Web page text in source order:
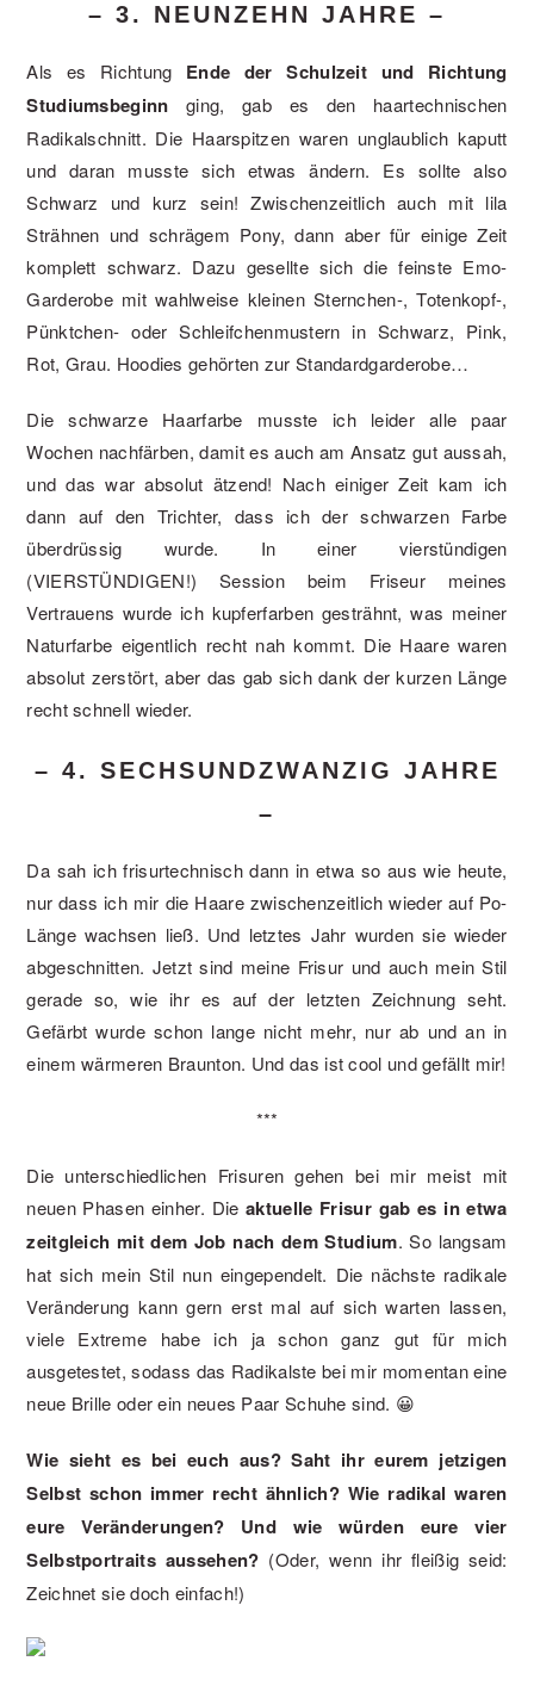
– 3. NEUNZEHN JAHRE –
Als es Richtung Ende der Schulzeit und Richtung
Studiumsbeginn ging, gab es den haartechnischen
Radikalschnitt. Die Haarspitzen waren unglaublich kaputt
und daran musste sich etwas ändern. Es sollte also
Schwarz und kurz sein! Zwischenzeitlich auch mit lila
Strähnen und schrägem Pony, dann aber für einige Zeit
komplett schwarz. Dazu gesellte sich die feinste Emo-
Garderobe mit wahlweise kleinen Sternchen-, Totenkopf-,
Pünktchen- oder Schleifchenmustern in Schwarz, Pink,
Rot, Grau. Hoodies gehörten zur Standardgarderobe…
Die schwarze Haarfarbe musste ich leider alle paar
Wochen nachfärben, damit es auch am Ansatz gut aussah,
und das war absolut ätzend! Nach einiger Zeit kam ich
dann auf den Trichter, dass ich der schwarzen Farbe
überdrüssig wurde. In einer vierstündigen
(VIERSTÜNDIGEN!) Session beim Friseur meines
Vertrauens wurde ich kupferfarben gesträhnt, was meiner
Naturfarbe eigentlich recht nah kommt. Die Haare waren
absolut zerstört, aber das gab sich dank der kurzen Länge
recht schnell wieder.
– 4. SECHSUNDZWANZIG JAHRE
–
Da sah ich frisurtechnisch dann in etwa so aus wie heute,
nur dass ich mir die Haare zwischenzeitlich wieder auf Po-
Länge wachsen ließ. Und letztes Jahr wurden sie wieder
abgeschnitten. Jetzt sind meine Frisur und auch mein Stil
gerade so, wie ihr es auf der letzten Zeichnung seht.
Gefärbt wurde schon lange nicht mehr, nur ab und an in
einem wärmeren Braunton. Und das ist cool und gefällt mir!
***
Die unterschiedlichen Frisuren gehen bei mir meist mit
neuen Phasen einher. Die aktuelle Frisur gab es in etwa
zeitgleich mit dem Job nach dem Studium. So langsam
hat sich mein Stil nun eingependelt. Die nächste radikale
Veränderung kann gern erst mal auf sich warten lassen,
viele Extreme habe ich ja schon ganz gut für mich
ausgetestet, sodass das Radikalste bei mir momentan eine
neue Brille oder ein neues Paar Schuhe sind. 😀
Wie sieht es bei euch aus? Saht ihr eurem jetzigen
Selbst schon immer recht ähnlich? Wie radikal waren
eure Veränderungen? Und wie würden eure vier
Selbstportraits aussehen? (Oder, wenn ihr fleißig seid:
Zeichnet sie doch einfach!)